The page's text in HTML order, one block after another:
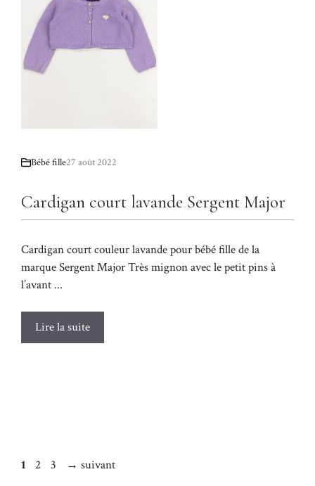
Bébé fille27 août 2022
Cardigan court lavande Sergent Major
Cardigan court couleur lavande pour bébé fille de la
marque Sergent Major Très mignon avec le petit pins à
l’avant ...
Lire la suite
Page
1 Page
2 Page
3 → suivant